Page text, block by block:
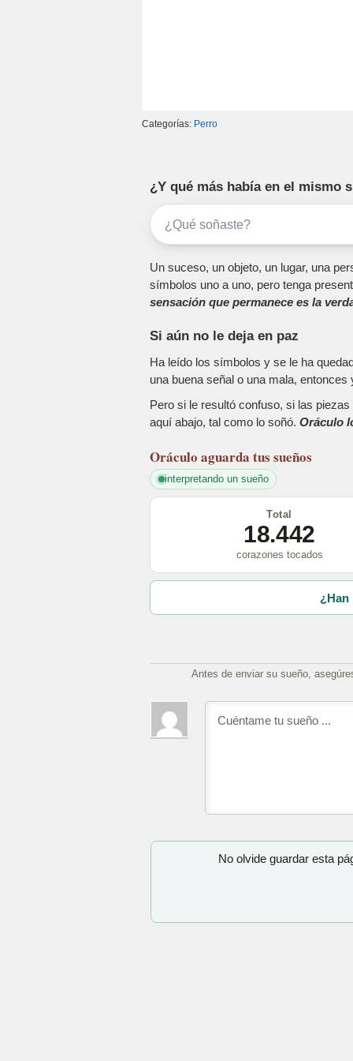
Categorías: Perro
¿Y qué más había en el mismo
Un suceso, un objeto, un lugar, una
símbolos uno a uno, pero tenga
sensación que permanece es la
Si aún no le deja en paz
Ha leído los símbolos y se le ha
una buena señal o una mala,
Pero si le resultó confuso, si las
aquí abajo, tal como lo soñó. Oráculo
Oráculo aguarda tus sueños
interpretando un sueño
Total
18.442
corazones tocados
Antes de enviar su sueño,
No olvide guardar esta